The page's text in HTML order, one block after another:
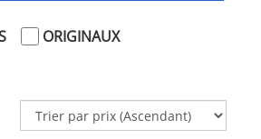
ORIGINAUX